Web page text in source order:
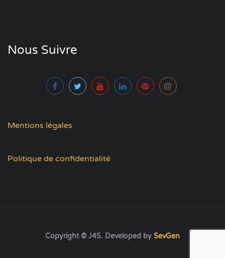
Nous Suivre
Mentions légales
Politique de confidentialité
Copyright © J4S. Developed by SevGen